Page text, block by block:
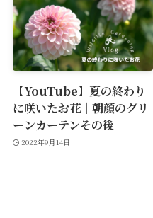
【YouTube】夏の終わり
に咲いたお花｜朝顔のグリ
ーンカーテンその後
2022年9月14日